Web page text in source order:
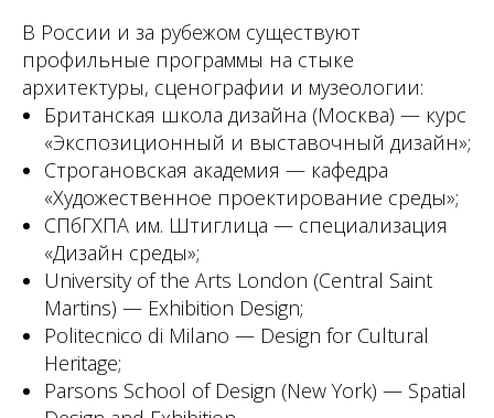
В России и за рубежом существуют
профильные программы на стыке
архитектуры, сценографии и музеологии:
Британская школа дизайна (Москва) — курс
«Экспозиционный и выставочный дизайн»;
Строгановская академия — кафедра
«Художественное проектирование среды»;
СПбГХПА им. Штиглица — специализация
«Дизайн среды»;
University of the Arts London (Central Saint
Martins) — Exhibition Design;
Politecnico di Milano — Design for Cultural
Heritage;
Parsons School of Design (New York) — Spatial